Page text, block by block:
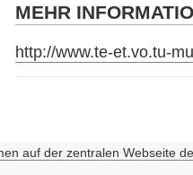
MEHR
http://www.te-et.vo.tu-
auf der zentralen Webseite